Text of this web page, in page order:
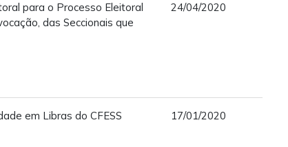
para o Processo Eleitoral
das Seccionais que
24/04/2020
em Libras do CFESS 17/01/2020